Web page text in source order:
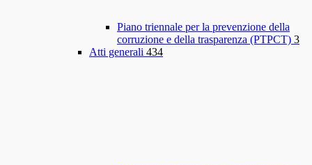
Piano triennale per la prevenzione della
corruzione e della trasparenza (PTPCT) 3
Atti generali 434